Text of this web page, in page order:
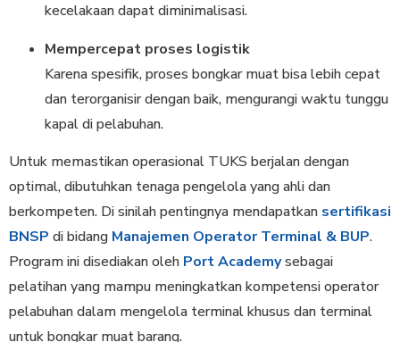
kecelakaan dapat diminimalisasi.
Mempercepat proses logistik
Karena spesifik, proses bongkar muat bisa lebih cepat
dan terorganisir dengan baik, mengurangi waktu tunggu
kapal di pelabuhan.
Untuk memastikan operasional TUKS berjalan dengan
optimal, dibutuhkan tenaga pengelola yang ahli dan
berkompeten. Di sinilah pentingnya mendapatkan sertifikasi
BNSP di bidang Manajemen Operator Terminal & BUP.
Program ini disediakan oleh Port Academysebagai
pelatihan yang mampu meningkatkan kompetensi operator
pelabuhan dalam mengelola terminal khusus dan terminal
untuk bongkar muat barang.